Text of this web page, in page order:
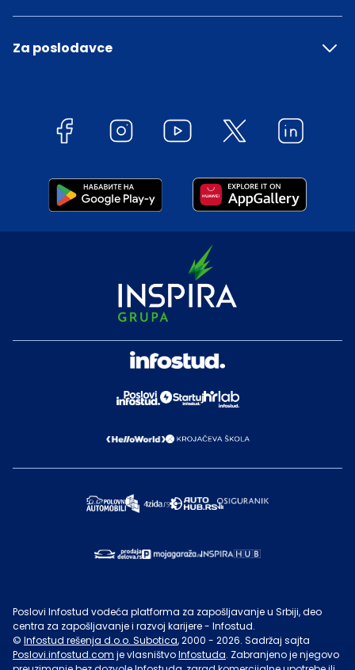
Za poslodavce
Poslovi Infostud vodeća platforma za zapošljavanje u Srbiji, deo
centra za zapošljavanje i razvoj karijere - Infostud.
© Infostud rešenja d.o.o. Subotica, 2000 - 2026. Sadržaj sajta
Poslovi.infostud.com je vlasništvoInfostuda. Zabranjeno je njegovo